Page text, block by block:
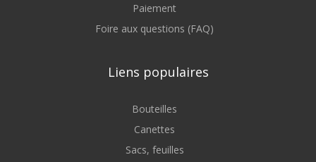
Paiement
Foire aux questions (FAQ)
Liens populaires
Bouteilles
Canettes
Sacs, feuilles